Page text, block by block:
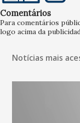
Comentários
Para comentários
logo acima da
Notícias mais